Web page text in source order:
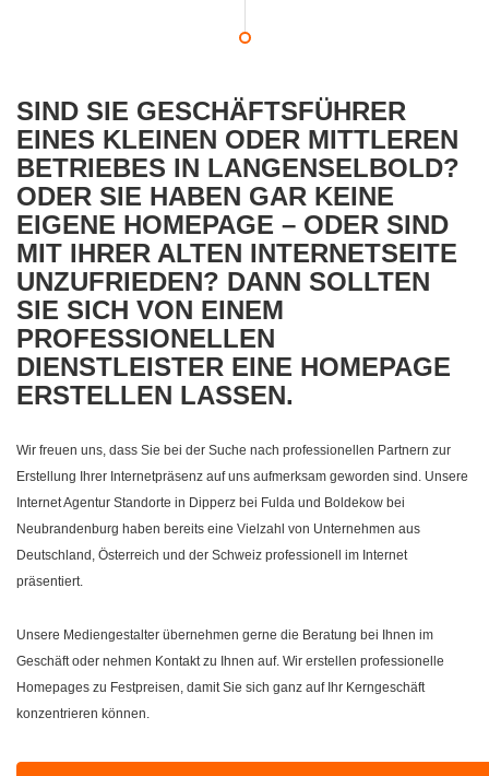
SIND SIE GESCHÄFTSFÜHRER
EINES KLEINEN ODER MITTLEREN
BETRIEBES IN LANGENSELBOLD?
ODER SIE HABEN GAR KEINE
EIGENE HOMEPAGE – ODER SIND
MIT IHRER ALTEN INTERNETSEITE
UNZUFRIEDEN? DANN SOLLTEN
SIE SICH VON EINEM
PROFESSIONELLEN
DIENSTLEISTER EINE HOMEPAGE
ERSTELLEN LASSEN.
Wir freuen uns, dass Sie bei der Suche nach professionellen Partnern zur
Erstellung Ihrer Internetpräsenz auf uns aufmerksam geworden sind. Unsere
Internet Agentur Standorte in Dipperz bei Fulda und Boldekow bei
Neubrandenburg haben bereits eine Vielzahl von Unternehmen aus
Deutschland, Österreich und der Schweiz professionell im Internet
präsentiert.
Unsere Mediengestalter übernehmen gerne die Beratung bei Ihnen im
Geschäft oder nehmen Kontakt zu Ihnen auf. Wir erstellen professionelle
Homepages zu Festpreisen, damit Sie sich ganz auf Ihr Kerngeschäft
konzentrieren können.